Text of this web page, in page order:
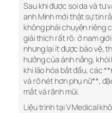
Sau khi được soi da và tư
anh Minh mới thật sự tin
không phải chuyện riêng
giải thích rất rõ: ở nam
nhưng lại ít được bảo vệ,
hưởng của ánh nắng, khói
khi lão hóa bắt đầu, các
và rõ nét hơn phụ nữ**,
mắt và rãnh mũi.
Liệu trình tại V Medical